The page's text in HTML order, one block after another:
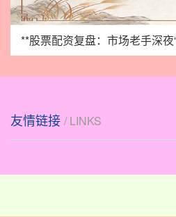
友情链接 / LINKS